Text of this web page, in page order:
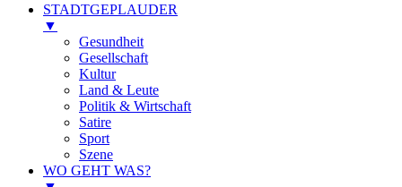
STADTGEPLAUDER
▼
Gesundheit
Gesellschaft
Kultur
Land & Leute
Politik & Wirtschaft
Satire
Sport
Szene
WO GEHT WAS?